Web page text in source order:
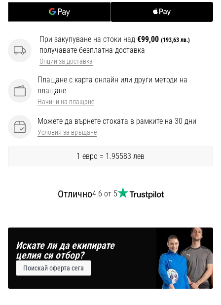
Nike
прецизност,
Перфектни
за
играчи,
При закупуване на стоки над €99,00 (193,63 лв.)
получавате безплатна доставка
Опции за доставка
Плащане с карта онлайн или други методи на
плащане
Начини на плащане
Можете да върнете стоката в рамките на 30 дни
Условия за връщане
1 евро = 1.95583 лев
Отлично4.6 от 5
Искате ли да екипирате
целия си отбор?
Поискай оферта сега